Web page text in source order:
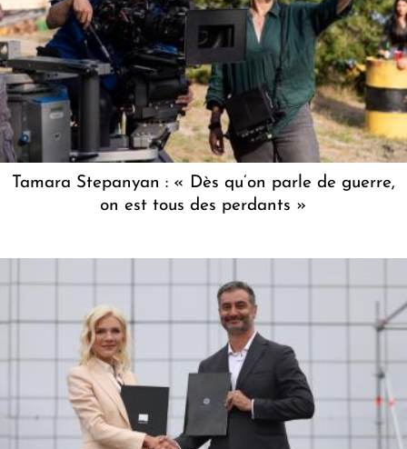
Tamara Stepanyan : « Dès qu’on parle de guerre,
on est tous des perdants »